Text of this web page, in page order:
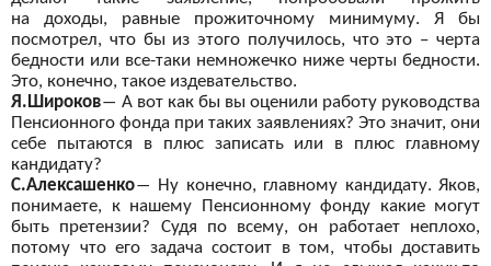
на
доходы, равные прожиточному минимуму. Я
бы
посмотрел, что бы из этого получилось, что это – черта
бедности или все-таки немножечко ниже черты бедности.
Это, конечно, такое издевательство.
Я.Широков― А вот как бы вы оценили работу руководства
Пенсионного фонда при таких заявлениях? Это значит, они
себе пытаются в
плюс записать или в
плюс главному
кандидату?
С.Алексашенко― Ну конечно, главному кандидату. Яков,
понимаете, к нашему Пенсионному фонду какие могут
быть претензии? Судя по всему, он
работает неплохо,
потому что его задача состоит в том, чтобы доставить